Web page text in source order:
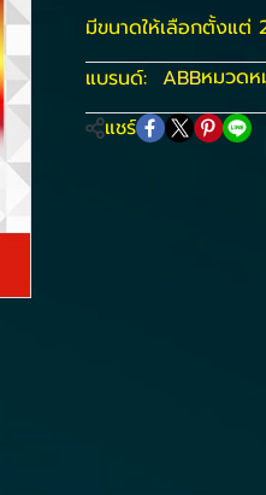
มีขนาดให้เลือกตั้งแต่
แบรนด์: ABBหมวดห
แชร์